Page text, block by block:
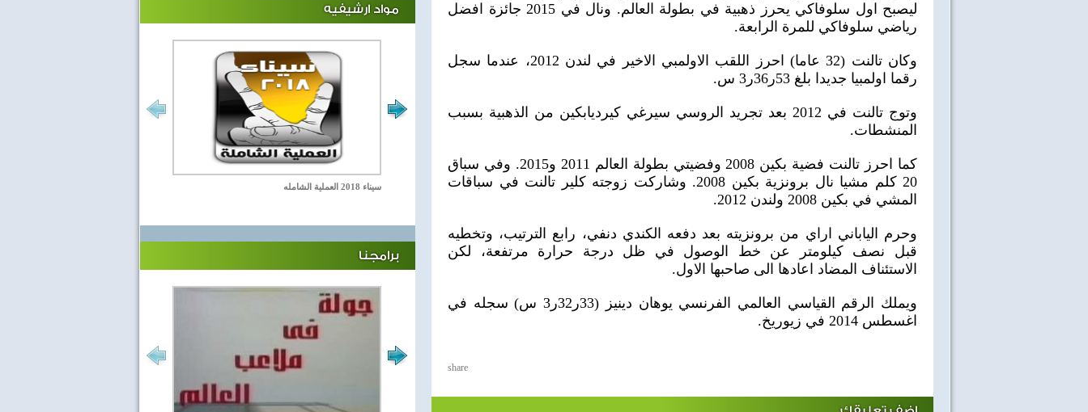
ليصبح اول سلوفاكي يحرز ذهبية في بطولة العالم. ونال في 2015 جائزة افضل
رياضي سلوفاكي للمرة الرابعة.
وكان تالنت (32 عاما) احرز اللقب الاولمبي الاخير في لندن 2012، عندما سجل
رقما اولمبيا جديدا بلغ 53ر36ر3 س.
وتوج تالنت في 2012 بعد تجريد الروسي سيرغي كيرديابكين من الذهبية بسبب
المنشطات.
كما احرز تالنت فضية بكين 2008 وفضيتي بطولة العالم 2011 و2015. وفي سباق
20 كلم مشيا نال برونزية بكين 2008. وشاركت زوجته كلير تالنت في سباقات
المشي في بكين 2008 ولندن 2012.
وحرم الياباني اراي من برونزيته بعد دفعه الكندي دنفي، رابع الترتيب، وتخطيه
قبل نصف كيلومتر عن خط الوصول في ظل درجة حرارة مرتفعة، لكن
الاستئناف المضاد اعادها الى صاحبها الاول.
ويملك الرقم القياسي العالمي الفرنسي يوهان دينيز (33ر32ر3 س) سجله في
اغسطس 2014 في زيوريخ.
share
مواد ارشيفيه
سيناء 2018 العملية الشامله مصر تحارب الاهارب اغاني وطنية
برامجنا